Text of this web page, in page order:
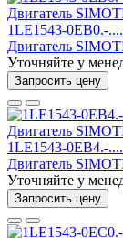
1LE1543-0EB0.-
Двигатель
Уточняйте у
Запросить цену
1LE1543-0EB4.-
Двигатель
Уточняйте у
Запросить цену